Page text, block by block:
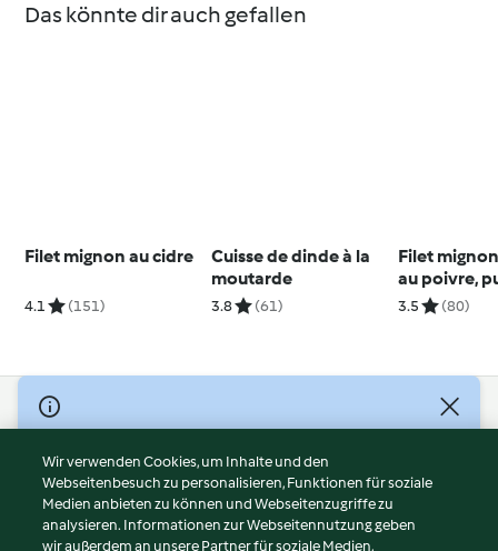
Das könnte dir auch gefallen
Filet mignon au cidre
4.1 (151)
Cuisse de dinde à la
moutarde
3.8 (61)
Filet
au poivre,
pomme de
3.5 (80)
© Copyright 2026
Nutzungsbedingungen
Datenschutzrichtlinien
Disclaimer
Impressum
Wir verwenden Cookies, um Inhalte und den
Webseitenbesuch zu personalisieren, Funktionen für soziale
Medien anbieten zu können und Webseitenzugriffe zu
analysieren. Informationen zur Webseitennutzung geben
wir außerdem an unsere Partner für soziale Medien,